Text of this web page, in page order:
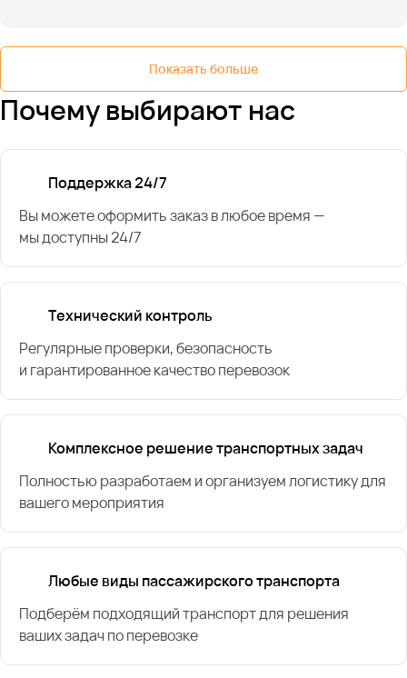
Показать больше
Почему выбирают нас
Поддержка 24/7
Вы можете оформить заказ в любое время —
мы доступны 24/7
Технический контроль
Регулярные проверки, безопасность
и гарантированное качество перевозок
Комплексное решение транспортных задач
Полностью разработаем и организуем логистику для
вашего мероприятия
Любые виды пассажирского транспорта
Подберём подходящий транспорт для решения
ваших задач по перевозке